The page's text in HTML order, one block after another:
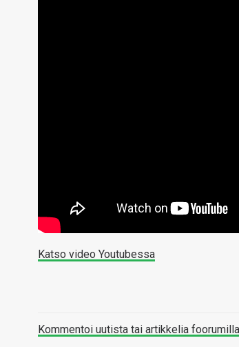
Katso video Youtubessa
Kommentoi uutista tai artikkelia foorumilla